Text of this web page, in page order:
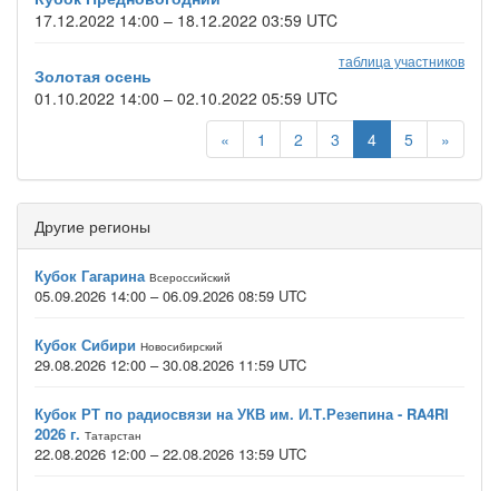
17.12.2022 14:00 – 18.12.2022 03:59 UTC
таблица участников
Золотая осень
01.10.2022 14:00 – 02.10.2022 05:59 UTC
«
1 2 3 4 5 »
Другие регионы
Кубок Гагарина Всероссийский
05.09.2026 14:00 – 06.09.2026 08:59 UTC
Кубок Сибири Новосибирский
29.08.2026 12:00 – 30.08.2026 11:59 UTC
Кубок РТ по радиосвязи на УКВ им. И.Т.Резепина - RA4RI
2026 г. Татарстан
22.08.2026 12:00 – 22.08.2026 13:59 UTC